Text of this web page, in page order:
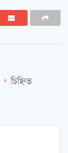
* চিহ্নিত